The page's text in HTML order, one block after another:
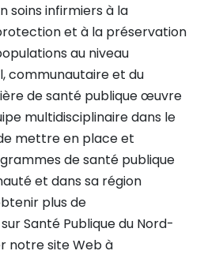
soins infirmiers à la
et à la préservation
au niveau
communautaire et du
de santé publique œuvre
multidisciplinaire dans le
mettre en place et
de santé publique
et dans sa région
plus de
Santé Publique du Nord-
notre site Web à